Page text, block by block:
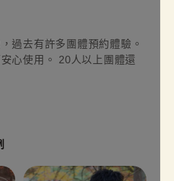
過去有許多團體預約體驗。
心使用。 20人以上團體還